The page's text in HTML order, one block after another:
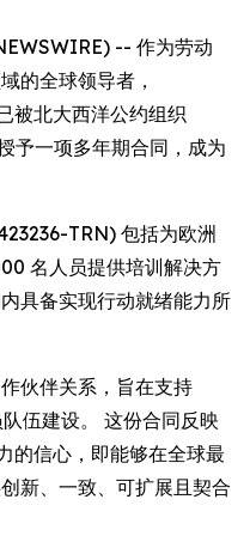
-- 作为劳动
的全球领导者，
北大西洋公约组织
予一项多年期合同，成为
TRN) 包括为欧洲
名人员提供培训解决方
具备实现行动就绪能力所
伙伴关系，旨在支持
伍建设。 这份合同反映
的信心，即能够在全球最
新、一致、可扩展且契合